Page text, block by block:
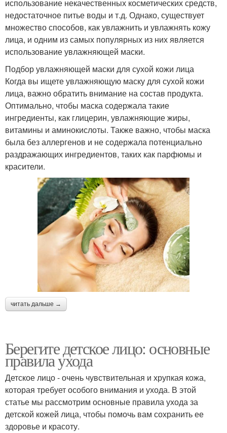
использование некачественных косметических средств,
недостаточное питье воды и т.д. Однако, существует
множество способов, как увлажнить и увлажнять кожу
лица, и одним из самых популярных из них является
использование увлажняющей маски.
Подбор увлажняющей маски для сухой кожи лица
Когда вы ищете увлажняющую маску для сухой кожи
лица, важно обратить внимание на состав продукта.
Оптимально, чтобы маска содержала такие
ингредиенты, как глицерин, увлажняющие жиры,
витамины и аминокислоты. Также важно, чтобы маска
была без аллергенов и не содержала потенциально
раздражающих ингредиентов, таких как парфюмы и
красители.
читать дальше →
Берегите детское лицо: основные
правила ухода
Детское лицо - очень чувствительная и хрупкая кожа,
которая требует особого внимания и ухода. В этой
статье мы рассмотрим основные правила ухода за
детской кожей лица, чтобы помочь вам сохранить ее
здоровье и красоту.